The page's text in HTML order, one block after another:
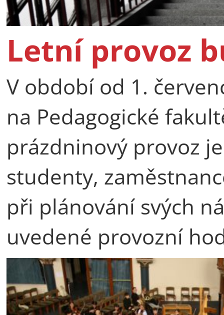
Letní provoz
V období od 1.
na Pedagogické
prázdninový provoz
studenty,
při plánování svých
uvedené provozní